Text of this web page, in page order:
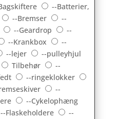
--Batterier,
--Bremser
--
--Geardrop
--
--Krankbox
--
--lejer
--pulleyhjul
Tilbehør
--
--ringeklokker
--
--Cykelophæng
--Flaskeholdere
--